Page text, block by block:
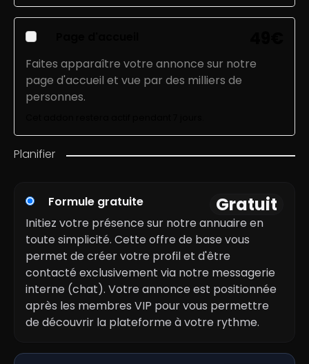
Faites apparaître votre annonce sur notre
page d'accueil et vue par des milliers de
personnes.
Planifier
Formule gratuite Gratuit
Initiez votre présence sur notre annuaire en
toute simplicité. Cette offre de base vous
permet de créer votre profil et d'être
contacté exclusivement via notre messagerie
interne (chat). Votre annonce est positionnée
après les membres VIP pour vous permettre
de découvrir la plateforme à votre rythme.